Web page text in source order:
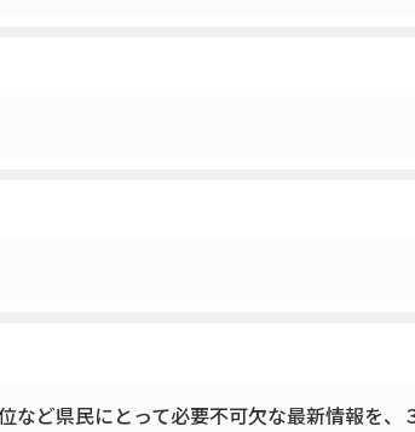
など県民にとって必要不可欠な最新情報を、